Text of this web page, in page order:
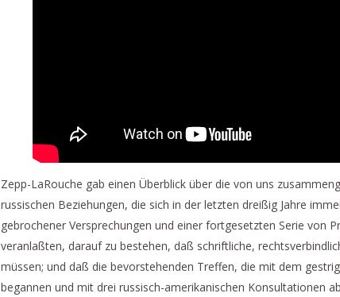
Zepp-LaRouche gab einen Überblick über die von uns
russischen Beziehungen, die sich in der letzten dreißig Jahre
gebrochener Versprechungen und einer fortgesetzten Serie von
veranlaßten, darauf zu bestehen, daß schriftliche,
müssen; und daß die bevorstehenden Treffen, die mit dem
begannen und mit drei russisch-amerikanischen Konsultationen